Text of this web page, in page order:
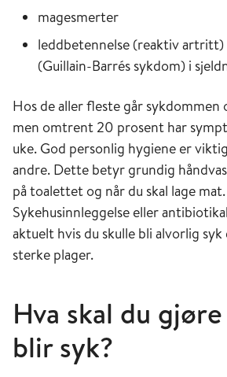
magesmerter
leddbetennelse (reaktiv artritt)
(Guillain-Barrés sykdom) i
Hos de aller fleste går sykdommen
men omtrent 20 prosent har
uke. God personlig hygiene er
andre. Dette betyr grundig
på toalettet og når du skal lage mat.
Sykehusinnleggelse eller
aktuelt hvis du skulle bli alvorlig
sterke plager.
Hva skal du
blir syk?